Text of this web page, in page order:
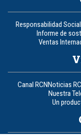
Responsabilidad Social
Informe de
Ventas
Canal RCNNoticias
Nuestra
Un